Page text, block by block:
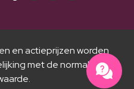
en actieprijzen worden
met de normale